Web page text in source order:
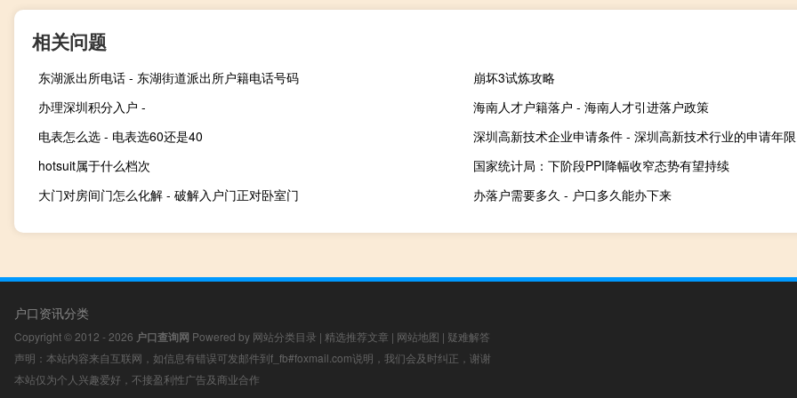
相关问题
东湖派出所电话 - 东湖街道派出所户籍电话号码
崩坏3试炼攻略
办理深圳积分入户 -
海南人才户籍落户 - 海南人才引进落户政策
电表怎么选 - 电表选60还是40
深圳高新技术企业申请条件 - 深圳高新技术行业的申请年限
hotsuit属于什么档次
国家统计局：下阶段PPI降幅收窄态势有望持续
大门对房间门怎么化解 - 破解入户门正对卧室门
办落户需要多久 - 户口多久能办下来
户口资讯分类
Copyright © 2012 - 2026 户口查询网 Powered by 网站分类目录 | 精选推荐文章 | 网站地图 | 疑难解答
声明：本站内容来自互联网，如信息有错误可发邮件到f_fb#foxmail.com说明，我们会及时纠正，谢谢
本站仅为个人兴趣爱好，不接盈利性广告及商业合作